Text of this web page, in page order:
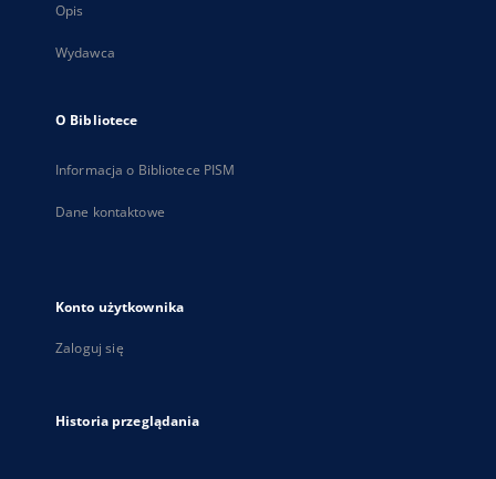
Opis
Wydawca
O Bibliotece
Informacja o Bibliotece PISM
Dane kontaktowe
Konto użytkownika
Zaloguj się
Historia przeglądania